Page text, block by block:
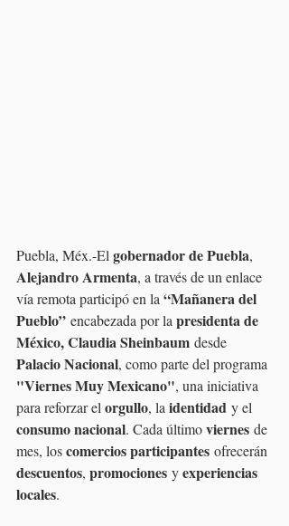
Puebla, Méx.-El gobernador de Puebla,
Alejandro Armenta, a través de un enlace
vía remota participó en la “Mañanera del
Pueblo” encabezada por la presidenta de
México, Claudia Sheinbaum desde
Palacio Nacional, como parte del programa
"Viernes Muy Mexicano", una iniciativa
para reforzar el orgullo, la identidad y el
consumo nacional. Cada último viernes de
mes, los comercios participantes ofrecerán
descuentos, promociones y experiencias
locales.